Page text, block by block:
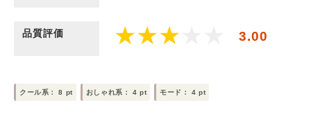
品質評価 3.00
クール系：8 pt おしゃれ系： 4 pt モード：4pt